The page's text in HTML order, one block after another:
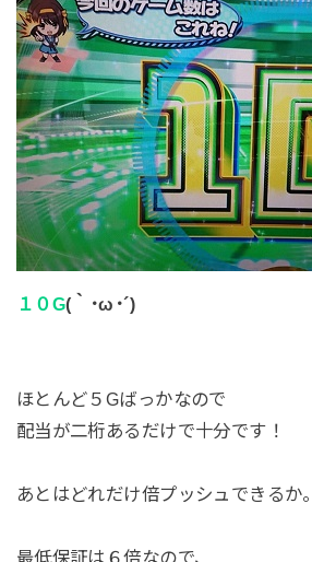
１０G(｀･ω･´)
ほとんど５Gばっかなので
配当が二桁あるだけで十分です！
あとはどれだけ倍プッシュできるか。
最低保証は６倍なので、